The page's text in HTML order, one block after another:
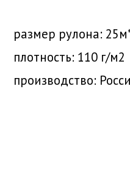
размер рулона:
плотность: 110 г/м2
производство: